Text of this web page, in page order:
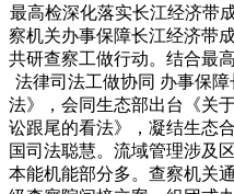
最高检深化落实长江经济带
察机关办事保障长江经济带
共研查察工做行动。结合最
法律司法工做协同 办事保
法》，会同生态部出台《关
讼跟尾的看法》，凝结生态
国司法聪慧。流域管理涉及
本能机能部分多。查察机关